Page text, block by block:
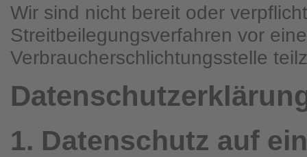
Wir sind nicht bereit oder
Streitbeilegungsverfahren vor
Verbraucherschlichtungsstelle
1. Datenschutz auf